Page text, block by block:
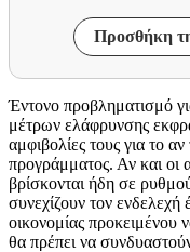
Προσθήκη
Έντονο προβληματισμό
μέτρων ελάφρυνσης
αμφιβολίες τους για το
προγράμματος. Αν και οι
βρίσκονται ήδη σε
συνεχίζουν τον ενδελεχή
οικονομίας προκειμένου
θα πρέπει να